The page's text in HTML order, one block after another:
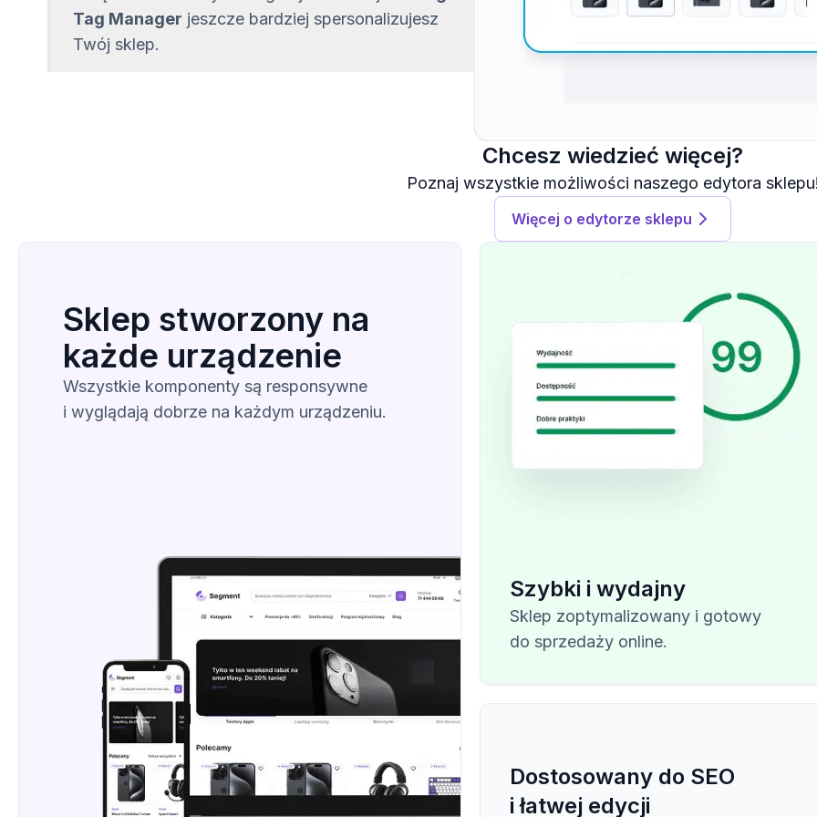
Tag Manager jeszcze bardziej spersonalizujesz
Twój sklep.
Chcesz wiedzieć więcej?
Poznaj wszystkie możliwości naszego edytora
Więcej o edytorze sklepu
Sklep stworzony na
każde urządzenie
Wszystkie komponenty są responsywne
i wyglądają dobrze na każdym urządzeniu.
Szybki i wydajny
Sklep zoptymalizowany i gotowy
do sprzedaży online.
Dostosowany do SEO
i łatwej edycji